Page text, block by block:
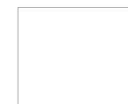
rectangular cuadrado Tubo